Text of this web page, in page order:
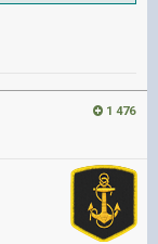
1 476